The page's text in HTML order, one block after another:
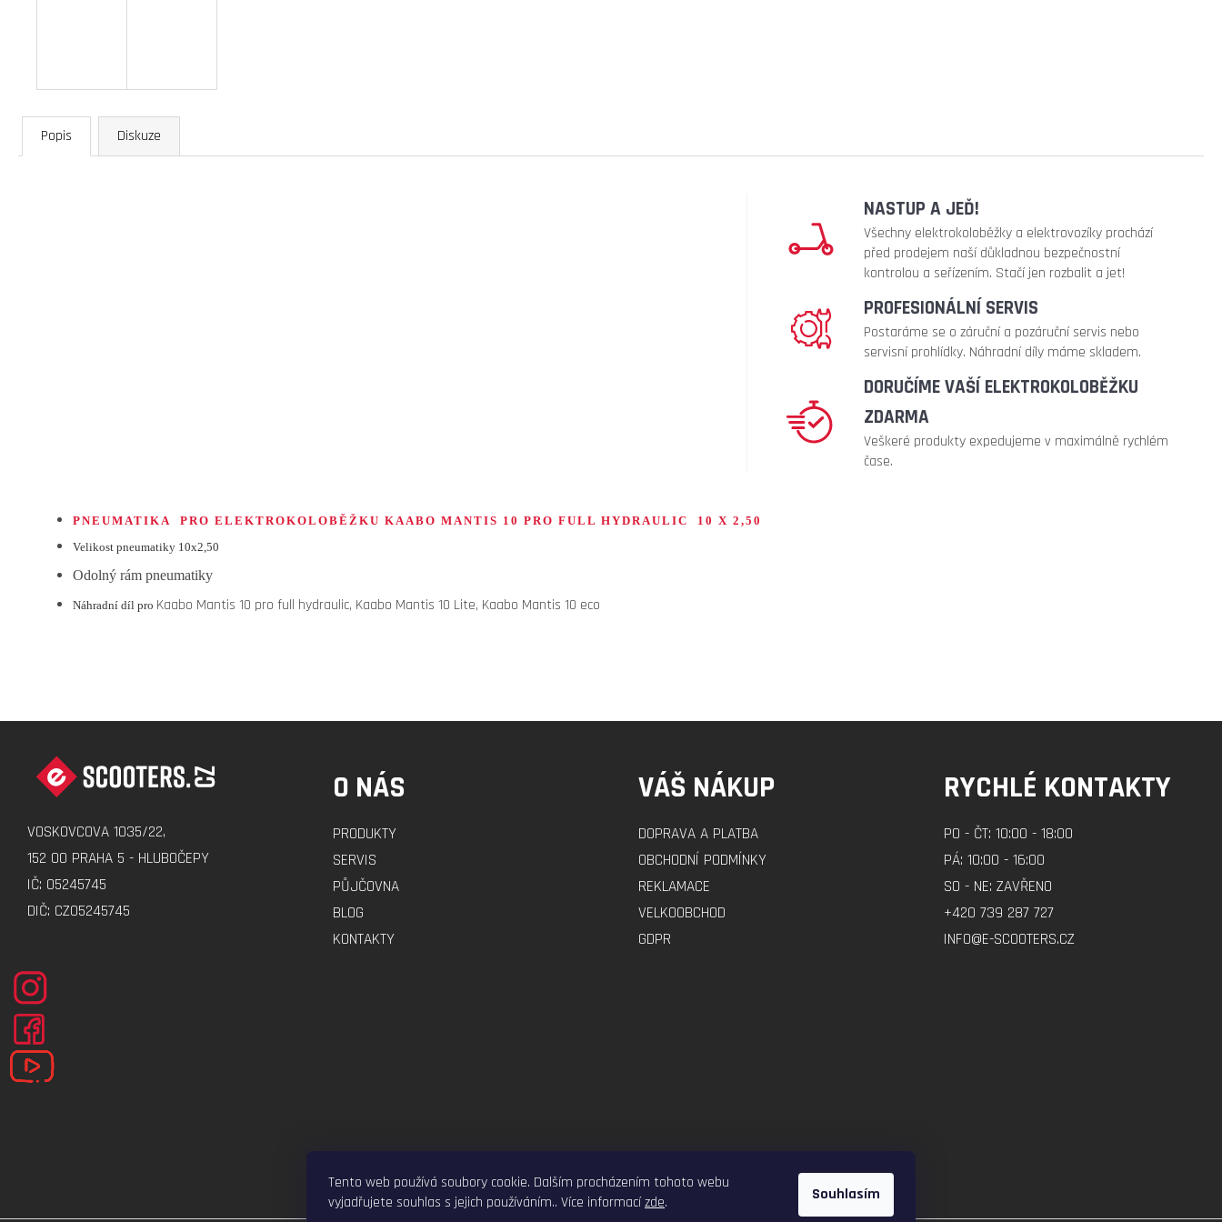
Tento web používá soubory cookie. Dalším procházením tohoto webu
vyjadřujete souhlas s jejich používáním.. Více informacízde. Souhlasím
Popis Diskuze
NASTUP A JEĎ!
Všechny elektrokoloběžky a elektrovozíky prochází
před prodejem naší důkladnou bezpečnostní
kontrolou a seřízením. Stačí jen rozbalit a jet!
PROFESIONÁLNÍ SERVIS
Postaráme se o záruční a pozáruční servis nebo
servisní prohlídky. Náhradní díly máme skladem.
DORUČÍME VAŠÍ ELEKTROKOLOBĚŽKU
ZDARMA
Veškeré produkty expedujeme v maximálně rychlém
čase.
PNEUMATIKA PRO ELEKTROKOLOBĚŽKU KAABO MANTIS 10 PRO FULL HYDRAULIC 10 X 2,50
Velikost pneumatiky 10x2,50
Odolný rám pneumatiky
Náhradní díl pro Kaabo Mantis 10 pro full hydraulic, Kaabo Mantis 10 Lite, Kaabo Mantis 10 eco
VOSKOVCOVA 1035/22,
152 00 PRAHA 5 - HLUBOČEPY
IČ: 05245745
DIČ: CZ05245745
O NÁS
PRODUKTY
SERVIS
PŮJČOVNA
BLOG
KONTAKTY
VÁŠ NÁKUP
DOPRAVA A PLATBA
OBCHODNÍ PODMÍNKY
REKLAMACE
VELKOOBCHOD
GDPR
RYCHLÉ KONTAKTY
PO - ČT: 10:00 - 18:00
PÁ: 10:00 - 16:00
SO - NE: ZAVŘENO
+420 739 287 727
INFO@E-SCOOTERS.CZ
ELEKTRO-VOZITKO.CZ ELEKTROKOLOBEZKY.CZ